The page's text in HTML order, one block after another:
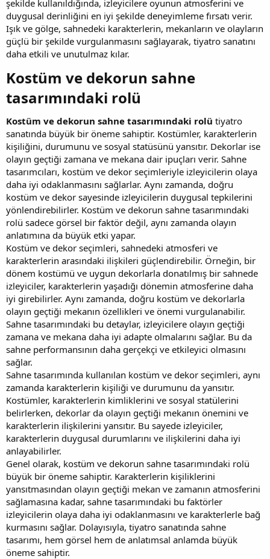
şekilde kullanıldığında, izleyicilere oyunun atmosferini ve
duygusal derinliğini en iyi şekilde deneyimleme fırsatı verir.
Işık ve gölge, sahnedeki karakterlerin, mekanların ve olayların
güçlü bir şekilde vurgulanmasını sağlayarak, tiyatro sanatını
daha etkili ve unutulmaz kılar.
Kostüm ve dekorun sahne
tasarımındaki rolü​
Kostüm ve dekorun sahne tasarımındaki rolü tiyatro
sanatında büyük bir öneme sahiptir. Kostümler, karakterlerin
kişiliğini, durumunu ve sosyal statüsünü yansıtır. Dekorlar ise
olayın geçtiği zamana ve mekana dair ipuçları verir. Sahne
tasarımcıları, kostüm ve dekor seçimleriyle izleyicilerin olaya
daha iyi odaklanmasını sağlarlar. Aynı zamanda, doğru
kostüm ve dekor sayesinde izleyicilerin duygusal tepkilerini
yönlendirebilirler. Kostüm ve dekorun sahne tasarımındaki
rolü sadece görsel bir faktör değil, aynı zamanda olayın
anlatımına da büyük etki yapar.
Kostüm ve dekor seçimleri, sahnedeki atmosferi ve
karakterlerin arasındaki ilişkileri güçlendirebilir. Örneğin, bir
dönem kostümü ve uygun dekorlarla donatılmış bir sahnede
izleyiciler, karakterlerin yaşadığı dönemin atmosferine daha
iyi girebilirler. Aynı zamanda, doğru kostüm ve dekorlarla
olayın geçtiği mekanın özellikleri ve önemi vurgulanabilir.
Sahne tasarımındaki bu detaylar, izleyicilere olayın geçtiği
zamana ve mekana daha iyi adapte olmalarını sağlar. Bu da
sahne performansının daha gerçekçi ve etkileyici olmasını
sağlar.
Sahne tasarımında kullanılan kostüm ve dekor seçimleri, aynı
zamanda karakterlerin kişiliği ve durumunu da yansıtır.
Kostümler, karakterlerin kimliklerini ve sosyal statülerini
belirlerken, dekorlar da olayın geçtiği mekanın önemini ve
karakterlerin ilişkilerini yansıtır. Bu sayede izleyiciler,
karakterlerin duygusal durumlarını ve ilişkilerini daha iyi
anlayabilirler.
Genel olarak, kostüm ve dekorun sahne tasarımındaki rolü
büyük bir öneme sahiptir. Karakterlerin kişiliklerini
yansıtmasından olayın geçtiği mekan ve zamanın atmosferini
sağlamasına kadar, sahne tasarımındaki bu faktörler
izleyicilerin olaya daha iyi odaklanmasını ve karakterlerle bağ
kurmasını sağlar. Dolayısıyla, tiyatro sanatında sahne
tasarımı, hem görsel hem de anlatımsal anlamda büyük
öneme sahiptir.